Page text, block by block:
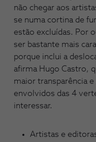
não chegar aos
se numa cortina de
estão excluídas. Por
ser bastante mais
porque inclui a
afirma Hugo Castro,
maior transparência
envolvidos das 4
interessar.
Artistas e